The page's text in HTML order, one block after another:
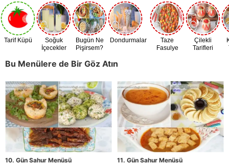
Tarif Küpü
Soğuk
İçecekler
Bugün Ne
Pişirsem?
Dondurmalar
Taze
Fasulye
Çilekli
Tarifleri
Bu Menülere de Bir Göz Atın
10. Gün Sahur Menüsü 11. Gün Sahur Menüsü